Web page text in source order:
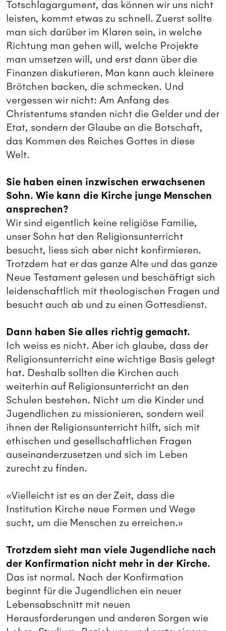
Totschlagargument, das können wir uns nicht
leisten, kommt etwas zu schnell. Zuerst sollte
man sich darüber im Klaren sein, in welche
Richtung man gehen will, welche Projekte
man umsetzen will, und erst dann über die
Finanzen diskutieren. Man kann auch kleinere
Brötchen backen, die schmecken. Und
vergessen wir nicht: Am Anfang des
Christentums standen nicht die Gelder und der
Etat, sondern der Glaube an die Botschaft,
das Kommen des Reiches Gottes in diese
Welt.
Sie haben einen inzwischen erwachsenen
Sohn. Wie kann die Kirche junge Menschen
ansprechen?
Wir sind eigentlich keine religiöse Familie,
unser Sohn hat den Religionsunterricht
besucht, liess sich aber nicht konfirmieren.
Trotzdem hat er das ganze Alte und das ganze
Neue Testament gelesen und beschäftigt sich
leidenschaftlich mit theologischen Fragen und
besucht auch ab und zu einen Gottesdienst.
Dann haben Sie alles richtig gemacht.
Ich weiss es nicht. Aber ich glaube, dass der
Religionsunterricht eine wichtige Basis gelegt
hat. Deshalb sollten die Kirchen auch
weiterhin auf Religionsunterricht an den
Schulen bestehen. Nicht um die Kinder und
Jugendlichen zu missionieren, sondern weil
ihnen der Religionsunterricht hilft, sich mit
ethischen und gesellschaftlichen Fragen
auseinanderzusetzen und sich im Leben
zurecht zu finden.
«Vielleicht ist es an der Zeit, dass die
Institution Kirche neue Formen und Wege
sucht, um die Menschen zu erreichen.»
Trotzdem sieht man viele Jugendliche nach
der Konfirmation nicht mehr in der Kirche.
Das ist normal. Nach der Konfirmation
beginnt für die Jugendlichen ein neuer
Lebensabschnitt mit neuen
Herausforderungen und anderen Sorgen wie